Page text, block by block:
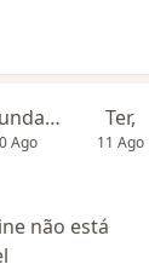
Segunda-feira
Ago
Ter,
11 Ago
não está